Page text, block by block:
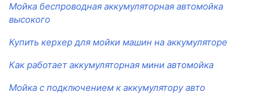
Мойка беспроводная аккумуляторная автомойка
высокого
Купить керхер для мойки машин на аккумуляторе
Как работает аккумуляторная мини автомойка
Мойка с подключением к аккумулятору авто